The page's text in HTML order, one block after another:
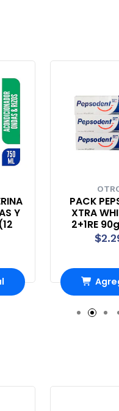
Y
PACK
XTRA
2+1RE